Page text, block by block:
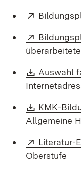
Extern:
Extern:
Auswahl
Download:
KMK-
Allgemeine
Extern:
Literatur-
Oberstufe